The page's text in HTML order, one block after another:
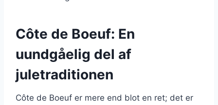
Côte de Boeuf: En
uundgåelig del af
juletraditionen
Côte de Boeuf er mere end blot en ret; det er